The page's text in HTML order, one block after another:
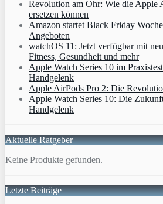
Revolution am Ohr: Wie die Apple
ersetzen können
Amazon startet Black Friday
Angeboten
watchOS 11: Jetzt verfügbar mit
Fitness, Gesundheit und mehr
Apple Watch Series 10 im
Handgelenk
Apple AirPods Pro 2: Die
Apple Watch Series 10: Die
Handgelenk
Aktuelle Ratgeber
Keine Produkte gefunden.
Letzte Beiträge